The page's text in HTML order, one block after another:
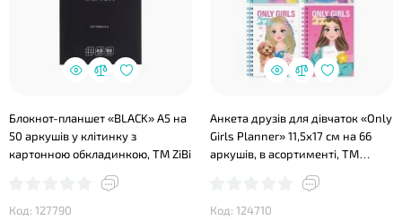
Блокнот-планшет «BLACK» A5 на
50 аркушів у клітинку з
картонною обкладинкою, ТМ ZiBi
Код: 127790
Анкета друзів для дівчаток «Only
Girls Planner» 11,5х17 см на 66
аркушів, в асортименті, ТМ
Код: 124710